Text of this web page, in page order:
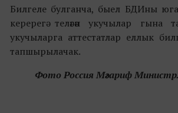
Билгеле булганча, быел БДИны
керерегә теләгән укучылар гына
укучыларга аттестатлар еллык
тапшырылачак.
Фото Россия Мәгариф